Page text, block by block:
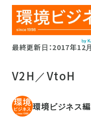
最終更新日：2017年12
V2H／VtoH
環境ビジネス